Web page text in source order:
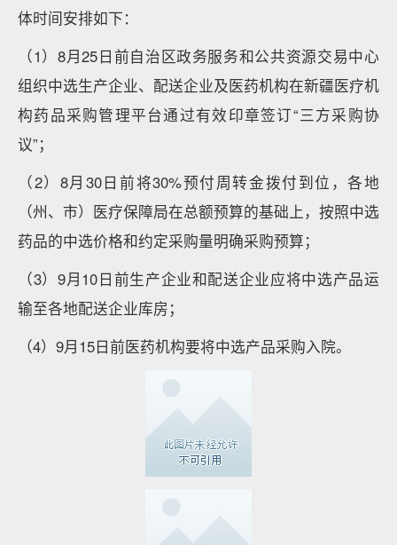
体时间安排如下：
（1）8月25日前自治区政务服务和公共资源交易中心
组织中选生产企业、配送企业及医药机构在新疆医疗机
构药品采购管理平台通过有效印章签订“三方采购协
议”；
（2）8月30日前将30%预付周转金拨付到位，各地
（州、市）医疗保障局在总额预算的基础上，按照中选
药品的中选价格和约定采购量明确采购预算；
（3）9月10日前生产企业和配送企业应将中选产品运
输至各地配送企业库房；
（4）9月15日前医药机构要将中选产品采购入院。